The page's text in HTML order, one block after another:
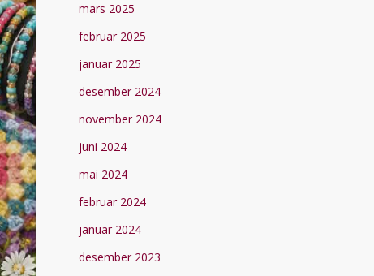
mars 2025
februar 2025
januar 2025
desember 2024
november 2024
juni 2024
mai 2024
februar 2024
januar 2024
desember 2023